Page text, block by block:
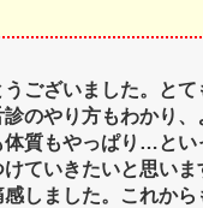
ございました。とて
のやり方もわかり、
体質もやっぱり…とい
ていきたいと思い
しました。これから